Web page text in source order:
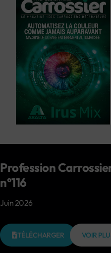
Profession
n°116
Juin 2026
TÉLÉCHARGER VOIR